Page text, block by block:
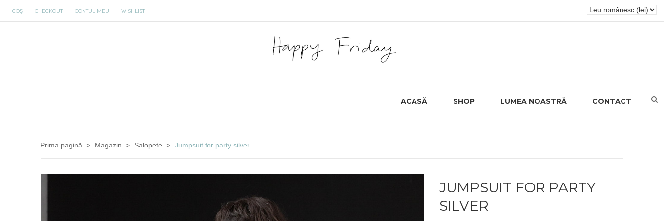
COȘ CHECKOUT CONTUL MEU WISHLIST
ACASĂ SHOP LUMEA NOASTRĂ CONTACT
Prima pagină > Magazin > Salopete > Jumpsuit for party silver
JUMPSUIT FOR PARTY
SILVER